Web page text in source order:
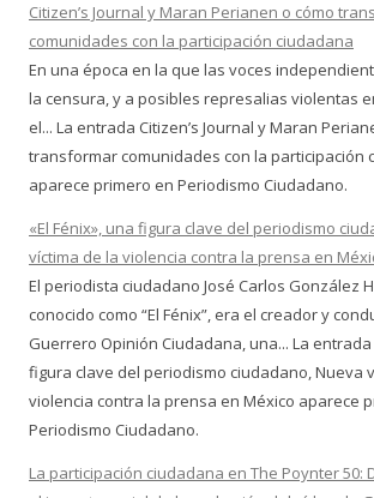
Citizen’s Journal y Maran Perianen o cómo
comunidades con la participación ciudadana
En una época en la que las voces
la censura, y a posibles represalias violentas
el... La entrada Citizen’s Journal y Maran
transformar comunidades con la participación
aparece primero en Periodismo Ciudadano.
«El Fénix», una figura clave del periodismo
víctima de la violencia contra la prensa en
El periodista ciudadano José Carlos González
conocido como “El Fénix”, era el creador y
Guerrero Opinión Ciudadana, una... La entrada
figura clave del periodismo ciudadano, Nueva
violencia contra la prensa en México aparece
Periodismo Ciudadano.
La participación ciudadana en The Poynter 50: